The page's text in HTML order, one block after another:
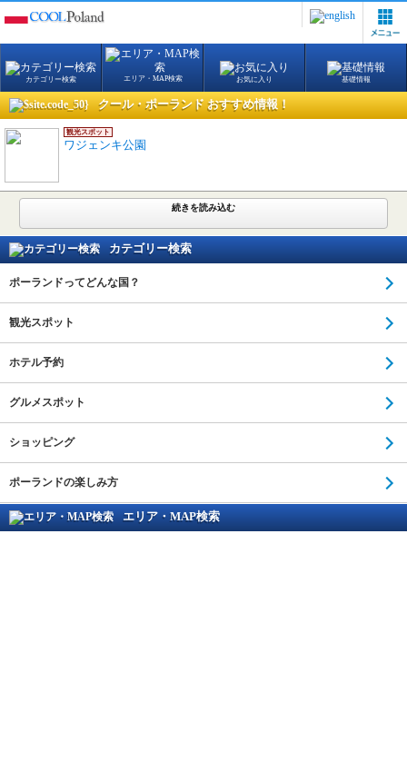
カテゴリー検索 エリア・MAP検索 お気に入り 基礎情報
クール・ポーランド おすすめ情報！
観光スポット
ワジェンキ公園
続きを読み込む
カテゴリー検索
ポーランドってどんな国？
観光スポット
ホテル予約
グルメスポット
ショッピング
ポーランドの楽しみ方
エリア・MAP検索